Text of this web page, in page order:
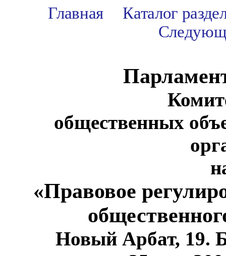
Главная
Каталог
общественных
«Правовое
Новый Арбат, 19.